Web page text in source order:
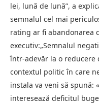
lei, lună de lună”, a
semnalul cel mai
rating ar fi abandonarea
executiv:„Semnalul
într-adevăr la o reducere
contextul politic în care
instala va veni să spună:
interesează deficitul